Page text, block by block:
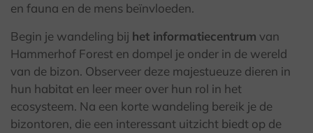
en fauna en de mens beïnvloeden.
Begin je wandeling bij het informatiecentrum van
Hammerhof Forest en dompel je onder in de wereld
van de bizon. Observeer deze majestueuze dieren in
hun habitat en leer meer over hun rol in het
ecosysteem. Na een korte wandeling bereik je de
bizontoren, die een interessant uitzicht biedt op de